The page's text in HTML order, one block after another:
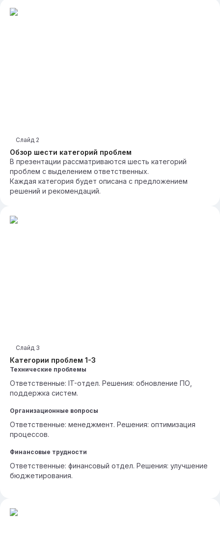
Обзор шести категорий проблем
Слайд 2
В презентации рассматриваются шесть категорий
проблем с выделением ответственных.
Каждая категория будет описана с предложением
решений и рекомендаций.
Категории проблем 1-3
Слайд 3
Технические проблемы
Ответственные: IT-отдел. Решения: обновление ПО,
поддержка систем.
Организационные вопросы
Ответственные: менеджмент. Решения: оптимизация
процессов.
Финансовые трудности
Ответственные: финансовый отдел. Решения: улучшение
бюджетирования.